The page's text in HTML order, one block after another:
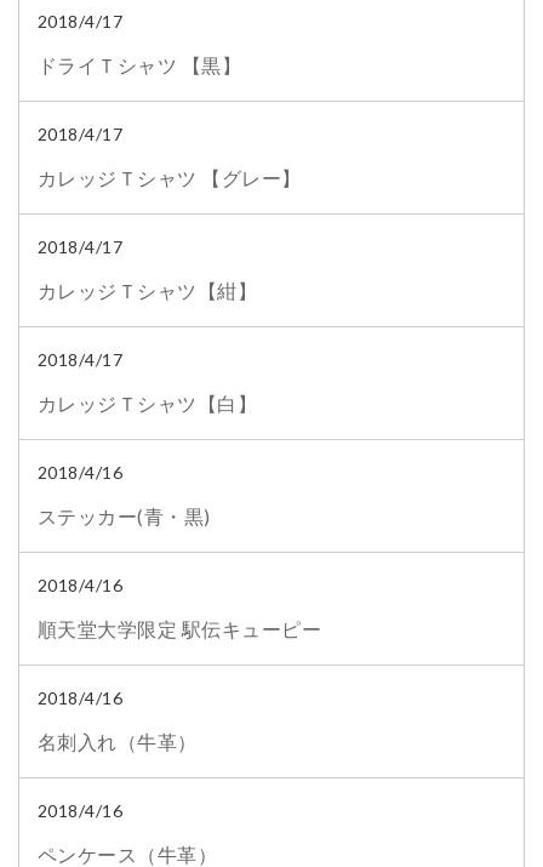
2018/4/17
ドライＴシャツ 【黒】
2018/4/17
カレッジＴシャツ 【グレー】
2018/4/17
カレッジＴシャツ【紺】
2018/4/17
カレッジＴシャツ【白】
2018/4/16
ステッカー(青・黒)
2018/4/16
順天堂大学限定 駅伝キューピー
2018/4/16
名刺入れ（牛革）
2018/4/16
ペンケース（牛革）